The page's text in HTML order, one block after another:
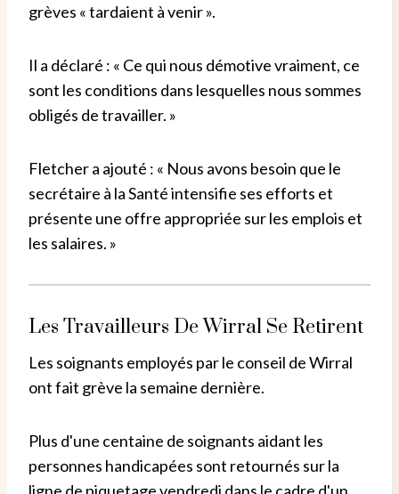
grèves « tardaient à venir ».
Il a déclaré : « Ce qui nous démotive vraiment, ce
sont les conditions dans lesquelles nous sommes
obligés de travailler. »
Fletcher a ajouté : « Nous avons besoin que le
secrétaire à la Santé intensifie ses efforts et
présente une offre appropriée sur les emplois et
les salaires. »
Les Travailleurs De Wirral Se Retirent
Les soignants employés par le conseil de Wirral
ont fait grève la semaine dernière.
Plus d'une centaine de soignants aidant les
personnes handicapées sont retournés sur la